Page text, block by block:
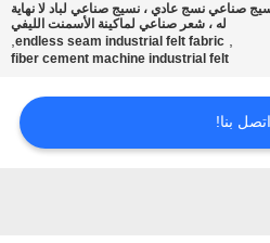
صناعي نسج عادي ، نسيج صناعي لباد لا نهاية
له ، شعر صناعي لماكينة الأسمنت الليفي
,
endless seam industrial felt fabric
,
fiber cement machine industrial felt
اتصل بنا!